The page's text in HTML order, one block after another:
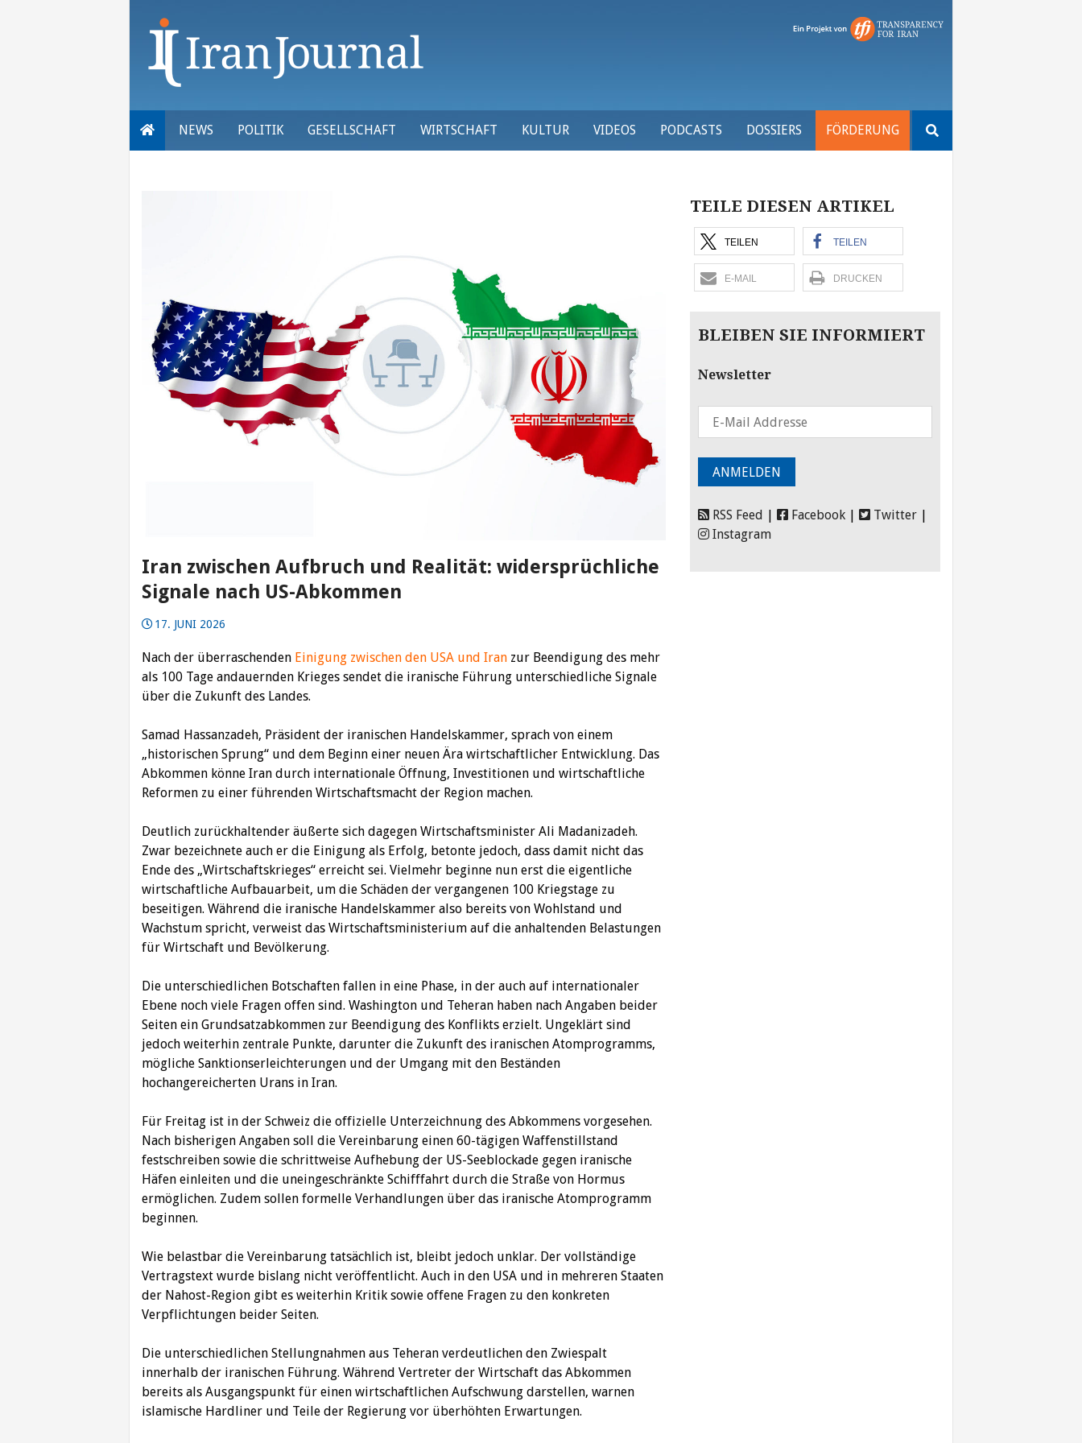
NEWS POLITIK GESELLSCHAFT WIRTSCHAFT KULTUR VIDEOS PODCASTS DOSSIERS FÖRDERUNG
nach:
Iran zwischen Aufbruch und Realität: widersprüchliche
Signale nach US-Abkommen
17. JUNI 2026
Nach der überraschenden Einigung zwischen den USA und Iran zur Beendigung des mehr
als 100 Tage andauernden Krieges sendet die iranische Führung unterschiedliche Signale
über die Zukunft des Landes.
Samad Hassanzadeh, Präsident der iranischen Handelskammer, sprach von einem
„historischen Sprung“ und dem Beginn einer neuen Ära wirtschaftlicher Entwicklung. Das
Abkommen könne Iran durch internationale Öffnung, Investitionen und wirtschaftliche
Reformen zu einer führenden Wirtschaftsmacht der Region machen.
Deutlich zurückhaltender äußerte sich dagegen Wirtschaftsminister Ali Madanizadeh.
Zwar bezeichnete auch er die Einigung als Erfolg, betonte jedoch, dass damit nicht das
Ende des „Wirtschaftskrieges“ erreicht sei. Vielmehr beginne nun erst die eigentliche
wirtschaftliche Aufbauarbeit, um die Schäden der vergangenen 100 Kriegstage zu
beseitigen. Während die iranische Handelskammer also bereits von Wohlstand und
Wachstum spricht, verweist das Wirtschaftsministerium auf die anhaltenden Belastungen
für Wirtschaft und Bevölkerung.
Die unterschiedlichen Botschaften fallen in eine Phase, in der auch auf internationaler
Ebene noch viele Fragen offen sind. Washington und Teheran haben nach Angaben beider
Seiten ein Grundsatzabkommen zur Beendigung des Konflikts erzielt. Ungeklärt sind
jedoch weiterhin zentrale Punkte, darunter die Zukunft des iranischen Atomprogramms,
mögliche Sanktionserleichterungen und der Umgang mit den Beständen
hochangereicherten Urans in Iran.
Für Freitag ist in der Schweiz die offizielle Unterzeichnung des Abkommens vorgesehen.
Nach bisherigen Angaben soll die Vereinbarung einen 60-tägigen Waffenstillstand
festschreiben sowie die schrittweise Aufhebung der US-Seeblockade gegen iranische
Häfen einleiten und die uneingeschränkte Schifffahrt durch die Straße von Hormus
ermöglichen. Zudem sollen formelle Verhandlungen über das iranische Atomprogramm
beginnen.
Wie belastbar die Vereinbarung tatsächlich ist, bleibt jedoch unklar. Der vollständige
Vertragstext wurde bislang nicht veröffentlicht. Auch in den USA und in mehreren Staaten
der Nahost-Region gibt es weiterhin Kritik sowie offene Fragen zu den konkreten
Verpflichtungen beider Seiten.
Die unterschiedlichen Stellungnahmen aus Teheran verdeutlichen den Zwiespalt
innerhalb der iranischen Führung. Während Vertreter der Wirtschaft das Abkommen
bereits als Ausgangspunkt für einen wirtschaftlichen Aufschwung darstellen, warnen
islamische Hardliner und Teile der Regierung vor überhöhten Erwartungen.
TEILE DIESEN ARTIKEL
TEILEN TEILEN
E-MAIL DRUCKEN
BLEIBEN SIE INFORMIERT
Newsletter
RSS Feed Facebook Twitter
Instagram